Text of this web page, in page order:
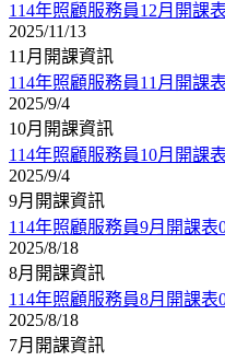
114年照顧服務員12月開課
2025/11/13
11月開課資訊
114年照顧服務員11月開課
2025/9/4
10月開課資訊
114年照顧服務員10月開課
2025/9/4
9月開課資訊
114年照顧服務員9月開課表
2025/8/18
8月開課資訊
114年照顧服務員8月開課表
2025/8/18
7月開課資訊